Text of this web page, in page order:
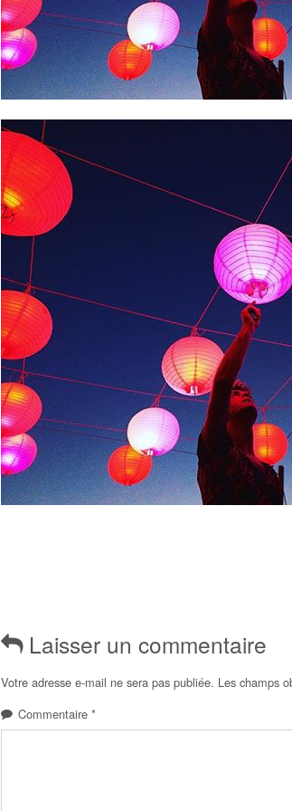
Laisser un commentaire
Votre adresse e-mail ne sera pas publiée. Les champs
Commentaire *